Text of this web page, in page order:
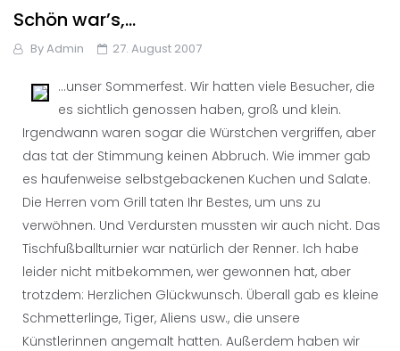
Schön war’s,…
ByAdmin 27. August 2007
…unser Sommerfest. Wir hatten viele Besucher, die
es sichtlich genossen haben, groß und klein.
Irgendwann waren sogar die Würstchen vergriffen, aber
das tat der Stimmung keinen Abbruch. Wie immer gab
es haufenweise selbstgebackenen Kuchen und Salate.
Die Herren vom Grill taten Ihr Bestes, um uns zu
verwöhnen. Und Verdursten mussten wir auch nicht. Das
Tischfußballturnier war natürlich der Renner. Ich habe
leider nicht mitbekommen, wer gewonnen hat, aber
trotzdem: Herzlichen Glückwunsch. Überall gab es kleine
Schmetterlinge, Tiger, Aliens usw., die unsere
Künstlerinnen angemalt hatten. Außerdem haben wir